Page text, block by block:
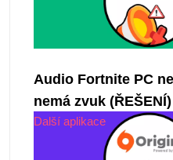
Audio Fortnite PC
nemá zvuk (ŘEŠENÍ)
Další aplikace